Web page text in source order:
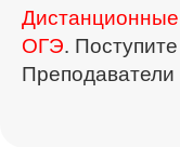
Дистанционные
ОГЭ.
Преподаватели